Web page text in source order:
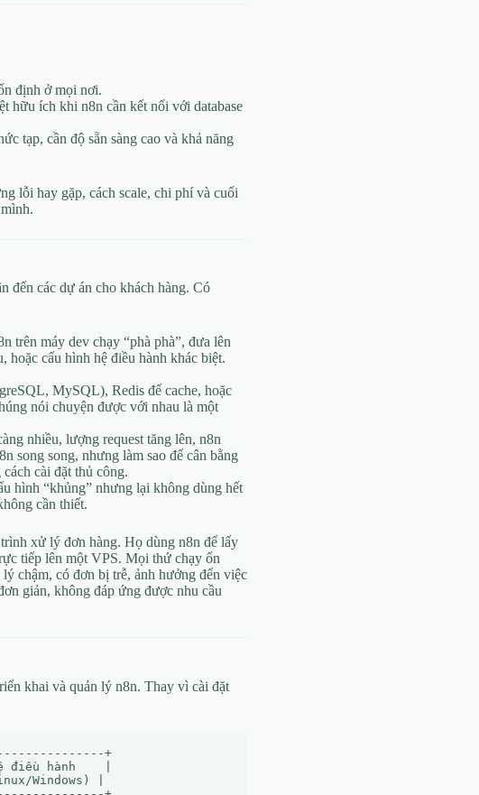
định ở mọi nơi.
hữu ích khi n8n cần kết nối với database
tạp, cần độ sẵn sàng cao và khả năng
lỗi hay gặp, cách scale, chi phí và cuối
đến các dự án cho khách hàng. Có
trên máy dev chạy “phà phà”, đưa lên
hoặc cấu hình hệ điều hành khác biệt.
MySQL), Redis để cache, hoặc
nói chuyện được với nhau là một
nhiều, lượng request tăng lên, n8n
song song, nhưng làm sao để cân bằng
cài đặt thủ công.
hình “khủng” nhưng lại không dùng hết
cần thiết.
xử lý đơn hàng. Họ dùng n8n để lấy
tiếp lên một VPS. Mọi thứ chạy ổn
chậm, có đơn bị trễ, ảnh hưởng đến việc
giản, không đáp ứng được nhu cầu
khai và quản lý n8n. Thay vì cài đặt
+
hành    |
Windows) |